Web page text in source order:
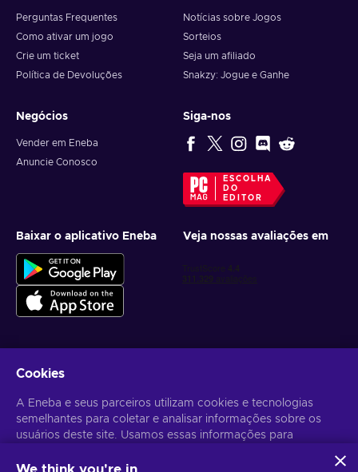
Perguntas Frequentes
Como ativar um jogo
Crie um ticket
Política de Devoluções
Notícias sobre Jogos
Sorteios
Seja um afiliado
Snakzy: Jogue e Ganhe
Negócios
Vender em Eneba
Anuncie Conosco
Siga-nos
ESCOLHA
DO
EDITOR
Baixar o aplicativo Eneba Veja nossas avaliações em
Receba ofertas personalizadas de jogos
Inscrever-se
Você pode cancelar sua inscrição a qualquer momento. Acesse
Cookies
A Eneba e seus parceiros utilizam cookies e tecnologias
semelhantes para coletar e analisar informações sobre os
usuários deste site. Usamos essas informações para
Seus dados pessoais também podem ser usados para a
We think you're in